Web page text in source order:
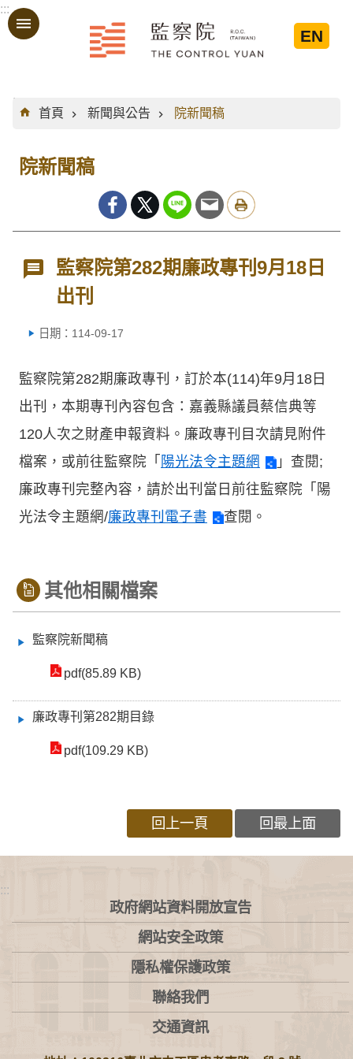
跳到主要內容區塊
:::
EN
:::
首頁
新聞與公告 院新聞稿
院新聞稿
監察院第282期廉政專刊9月18日
出刊
日期：114-09-17
監察院第282期廉政專刊，訂於本(114)年9月18日
出刊，本期專刊內容包含：嘉義縣議員蔡信典等
120人次之財產申報資料。廉政專刊目次請見附件
檔案，或前往監察院「 陽光法令主題網
」查閱;
廉政專刊完整內容，請於出刊當日前往監察院「陽
光法令主題網/廉政專刊電子書 查閱。
其他相關檔案
監察院新聞稿
pdf(85.89 KB)
廉政專刊第282期目錄
pdf(109.29 KB)
回上一頁 回最上面
:::
政府網站資料開放宣告
網站安全政策
隱私權保護政策
聯絡我們
交通資訊